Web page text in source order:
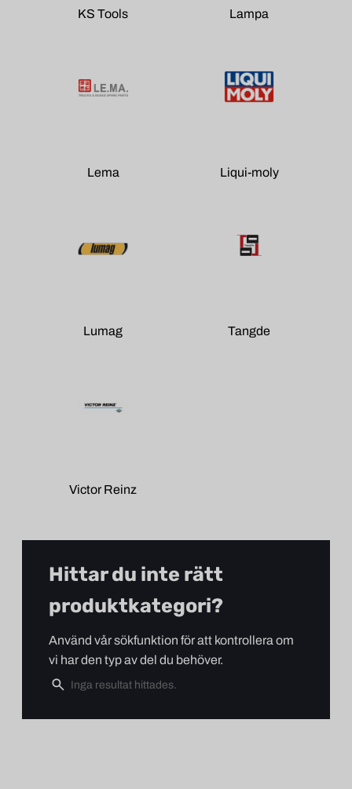
KS Tools Lampa
Lema Liqui-moly
Lumag Tangde
Victor Reinz
Hittar du inte rätt
produktkategori?
Använd vår sökfunktion för att kontrollera om
vi har den typ av del du behöver.